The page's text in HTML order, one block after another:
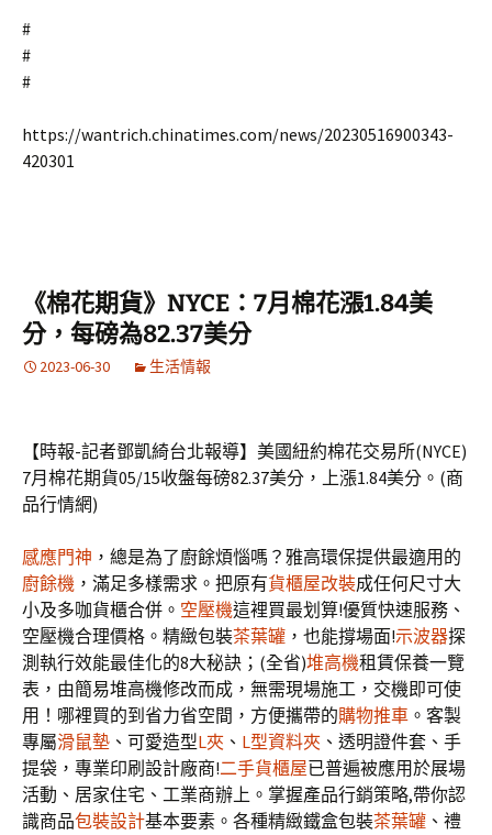
#
#
#
https://wantrich.chinatimes.com/news/20230516900343-
420301
《棉花期貨》NYCE：7月棉花漲1.84美
分，每磅為82.37美分
2023-06-30 生活情報
【時報-記者鄧凱綺台北報導】美國紐約棉花交易所(NYCE)
7月棉花期貨05/15收盤每磅82.37美分，上漲1.84美分。(商
品行情網)
感應門神 ，總是為了廚餘煩惱嗎？雅高環保提供最適用的
廚餘機 ，滿足多樣需求。把原有貨櫃屋改裝成任何尺寸大
小及多咖貨櫃合併。 空壓機這裡買最划算!優質快速服務、
空壓機合理價格。精緻包裝茶葉罐 ，也能撐場面!示波器探
測執行效能最佳化的8大秘訣；(全省)堆高機租賃保養一覽
表，由簡易堆高機修改而成，無需現場施工，交機即可使
用！哪裡買的到省力省空間，方便攜帶的購物推車 。客製
專屬滑鼠墊 、可愛造型L夾 、 L型資料夾 、透明證件套、手
提袋，專業印刷設計廠商!二手貨櫃屋已普遍被應用於展場
活動、居家住宅、工業商辦上。掌握產品行銷策略,帶你認
識商品包裝設計基本要素。各種精緻鐵盒包裝茶葉罐 、禮